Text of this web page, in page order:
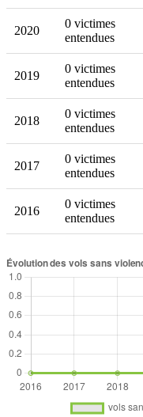
2020
0 victimes
entendues
2019
0 victimes
entendues
2018
0 victimes
entendues
2017
0 victimes
entendues
2016
0 victimes
entendues